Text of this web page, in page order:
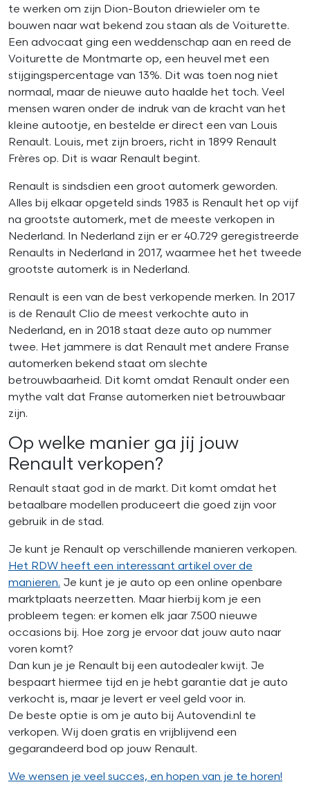
te werken om zijn Dion-Bouton driewieler om te
bouwen naar wat bekend zou staan als de Voiturette.
Een advocaat ging een weddenschap aan en reed de
Voiturette de Montmarte op, een heuvel met een
stijgingspercentage van 13%. Dit was toen nog niet
normaal, maar de nieuwe auto haalde het toch. Veel
mensen waren onder de indruk van de kracht van het
kleine autootje, en bestelde er direct een van Louis
Renault. Louis, met zijn broers, richt in 1899 Renault
Frères op. Dit is waar Renault begint.
Renault is sindsdien een groot automerk geworden.
Alles bij elkaar opgeteld sinds 1983 is Renault het op vijf
na grootste automerk, met de meeste verkopen in
Nederland. In Nederland zijn er er 40.729 geregistreerde
Renaults in Nederland in 2017, waarmee het het tweede
grootste automerk is in Nederland.
Renault is een van de best verkopende merken. In 2017
is de Renault Clio de meest verkochte auto in
Nederland, en in 2018 staat deze auto op nummer
twee. Het jammere is dat Renault met andere Franse
automerken bekend staat om slechte
betrouwbaarheid. Dit komt omdat Renault onder een
mythe valt dat Franse automerken niet betrouwbaar
zijn.
Op welke manier ga jij jouw
Renault verkopen?
Renault staat god in de markt. Dit komt omdat het
betaalbare modellen produceert die goed zijn voor
gebruik in de stad.
Je kunt je Renault op verschillende manieren verkopen.
Het RDW heeft een interessant artikel over de
manieren. Je kunt je je auto op een online openbare
marktplaats neerzetten. Maar hierbij kom je een
probleem tegen: er komen elk jaar 7.500 nieuwe
occasions bij. Hoe zorg je ervoor dat jouw auto naar
voren komt?
Dan kun je je Renault bij een autodealer kwijt. Je
bespaart hiermee tijd en je hebt garantie dat je auto
verkocht is, maar je levert er veel geld voor in.
De beste optie is om je auto bij Autovendi.nl te
verkopen. Wij doen gratis en vrijblijvend een
gegarandeerd bod op jouw Renault.
We wensen je veel succes, en hopen van je te horen!